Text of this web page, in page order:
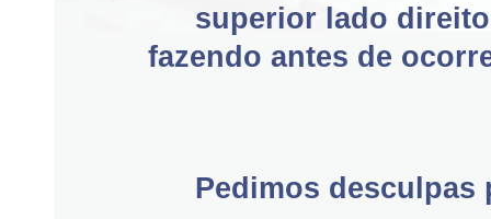
superior lado
fazendo antes de
Pedimos